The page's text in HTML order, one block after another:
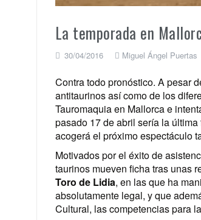
La temporada en
30/04/2016 Miguel Ángel Puertas
Contra todo pronóstico. A pesar
antitaurinos así como de los
Tauromaquia en Mallorca e
pasado 17 de abril sería la
acogerá el próximo espectáculo
Motivados por el éxito de
taurinos mueven ficha tras unas
Toro de Lidia, en las que ha
absolutamente legal, y que
Cultural, las competencias para